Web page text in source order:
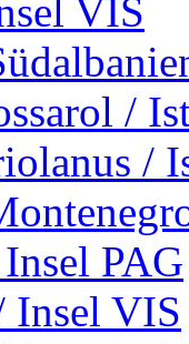
VIS
/
/
PAG
Insel VIS